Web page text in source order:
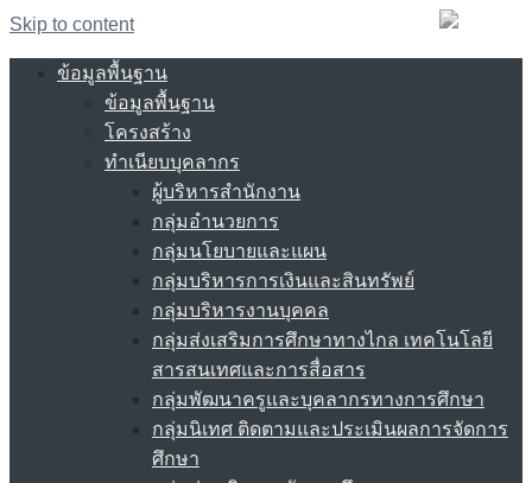
Skip to content
ข้อมูลพื้นฐาน
ข้อมูลพื้นฐาน
โครงสร้าง
ทำเนียบบุคลากร
ผู้บริหารสำนักงาน
กลุ่มอำนวยการ
กลุ่มนโยบายและแผน
กลุ่มบริหารการเงินและสินทรัพย์
กลุ่มบริหารงานบุคคล
กลุ่มส่งเสริมการศึกษาทางไกล เทคโนโลยี
สารสนเทศและการสื่อสาร
กลุ่มพัฒนาครูและบุคลากรทางการศึกษา
กลุ่มนิเทศ ติดตามและประเมินผลการจัดการ
ศึกษา